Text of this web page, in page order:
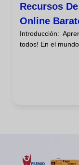
Recursos
Online
Introducción:
todos! En el mundo